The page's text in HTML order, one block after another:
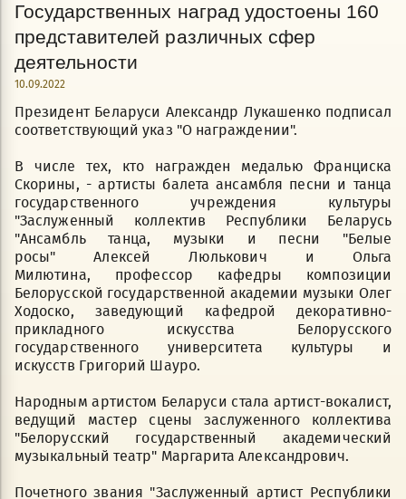
Государственных наград удостоены 160
представителей различных сфер
деятельности
10.09.2022
Президент Беларуси Александр Лукашенко подписал
соответствующий указ "О награждении".
В числе тех, кто награжден медалью Франциска
Скорины, - артисты балета ансамбля песни и танца
государственного учреждения культуры
"Заслуженный коллектив Республики Беларусь
"Ансамбль танца, музыки и песни "Белые
росы" Алексей Люлькович и Ольга
Милютина, профессор кафедры композиции
Белорусской государственной академии музыки Олег
Ходоско, заведующий кафедрой декоративно-
прикладного искусства Белорусского
государственного университета культуры и
искусств Григорий Шауро.
Народным артистом Беларуси стала артист-вокалист,
ведущий мастер сцены заслуженного коллектива
"Белорусский государственный академический
музыкальный театр" Маргарита Александрович.
Почетного звания "Заслуженный артист Республики